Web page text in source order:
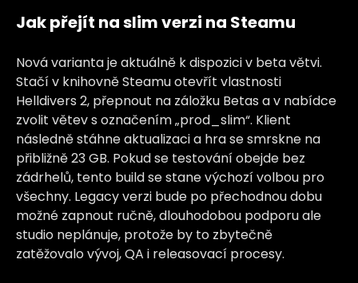
Jak přejít na slim verzi na Steamu
Nová varianta je aktuálně k dispozici v beta větvi.
Stačí v knihovně Steamu otevřít vlastnosti
Helldivers 2, přepnout na záložku Betas a v nabídce
zvolit větev s označením „prod_slim“. Klient
následně stáhne aktualizaci a hra se smrskne na
přibližně 23 GB. Pokud se testování obejde bez
zádrhelů, tento build se stane výchozí volbou pro
všechny. Legacy verzi bude po přechodnou dobu
možné zapnout ručně, dlouhodobou podporu ale
studio neplánuje, protože by to zbytečně
zatěžovalo vývoj, QA i releasovací procesy.